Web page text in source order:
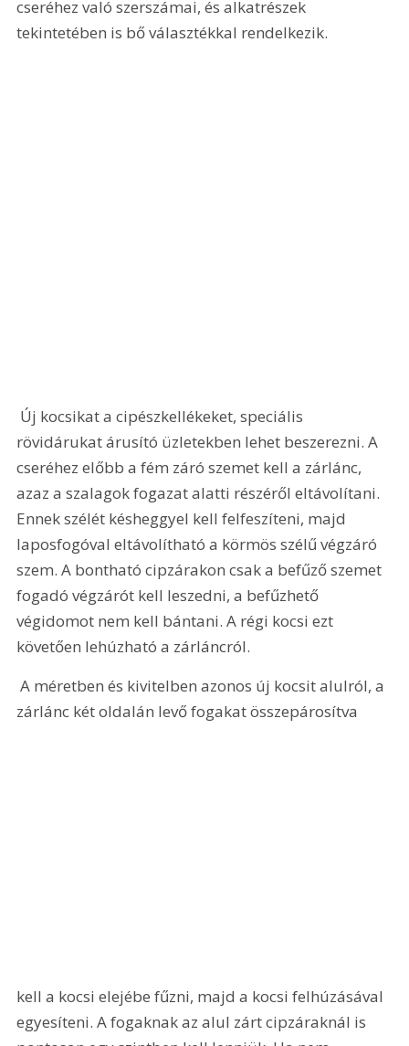
cseréhez való szerszámai, és alkatrészek
tekintetében is bő választékkal rendelkezik.
rövidárukat árusító üzletekben lehet beszerezni. A
cseréhez előbb a fém záró szemet kell a zárlánc,
azaz a szalagok fogazat alatti részéről eltávolítani.
Ennek szélét késheggyel kell felfeszíteni, majd
laposfogóval eltávolítható a körmös szélű végzáró
szem. A bontható cipzárakon csak a befűző szemet
fogadó végzárót kell leszedni, a befűzhető
végidomot nem kell bántani. A régi kocsi ezt
követően lehúzható a zárláncról.
A méretben és kivitelben azonos új kocsit alulról, a
zárlánc két oldalán levő fogakat összepárosítva
kell a kocsi elejébe fűzni, majd a kocsi felhúzásával
egyesíteni. A fogaknak az alul zárt cipzáraknál is